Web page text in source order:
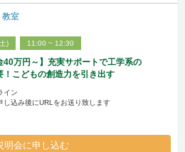
教室
) 11:00 ~ 12:30
40万円～】充実サポートで工学系の
！こどもの創造力を引き出す
イン
し込み後にURLをお送り致します
明会に申し込む